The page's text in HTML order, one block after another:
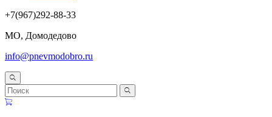
+7(967)292-88-33
МО, Домодедово
info@pnevmodobro.ru